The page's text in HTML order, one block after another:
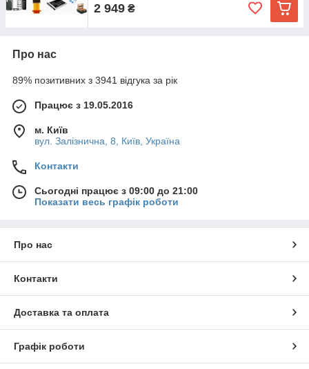
2 949 ₴
Про нас
89% позитивних з 3941 відгука за рік
Працює з 19.05.2016
м. Київ
вул. Залізнична, 8, Київ, Україна
Контакти
Сьогодні працює з 09:00 до 21:00
Показати весь графік роботи
Про нас
Контакти
Доставка та оплата
Графік роботи